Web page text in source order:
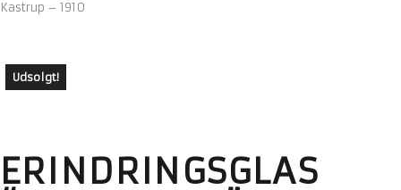
Kastrup – 1910
Udsolgt!
ERINDRINGSGLAS